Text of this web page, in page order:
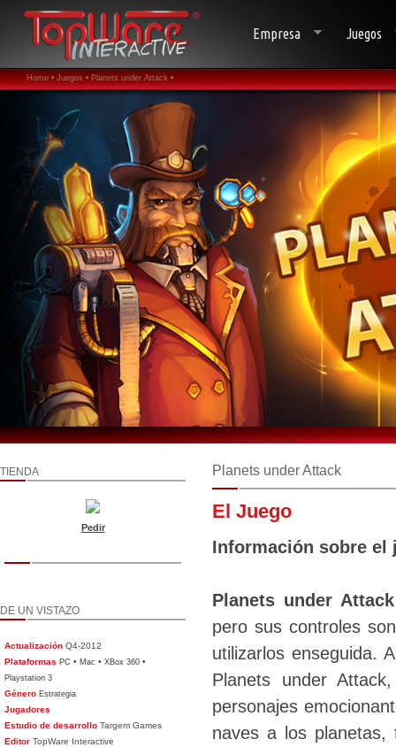
Empresa Juegos
Home • Juegos • Planets under Attack •
TIENDA
Pedir
DE UN VISTAZO
Actualización Q4-2012
Plataformas PC •Mac •XBox 360 •
Playstation 3
Género Estrategia
Jugadores
Estudio de desarrollo Targem Games
Editor TopWare Interactive
Planets under Attack
El Juego
Información sobre el
Planets under Attack
pero sus controles
utilizarlos enseguida.
Planets under
personajes
naves a los planetas,